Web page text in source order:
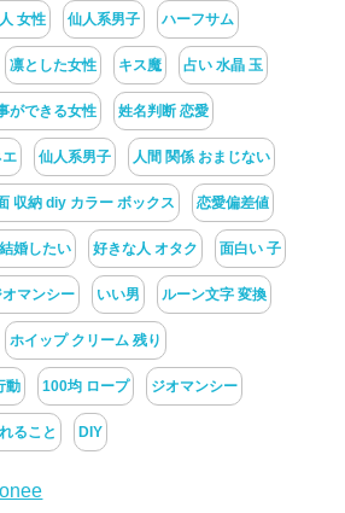
女性 仙人系男子 ハーフサム
凛とした女性 キス魔 占い 水晶 玉
ができる女性 姓名判断 恋愛
仙人系男子 人間 関係 おまじない
収納 diy カラー ボックス 恋愛偏差値
婚したい 好きな人 オタク 面白い 子
オマンシー いい男 ルーン文字 変換
ホイップ クリーム 残り
動 100均 ロープ ジオマンシー
ること DIY